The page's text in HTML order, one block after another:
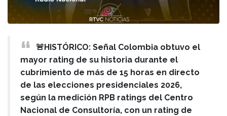
🚨HISTÓRICO: Señal Colombia obtuvo el
mayor rating de su historia durante el
cubrimiento de más de 15 horas en directo
de las elecciones presidenciales 2026,
según la medición RPB ratings del Centro
Nacional de Consultoría, con un rating de